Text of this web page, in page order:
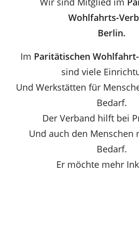
Wohlfahrts-
Berlin.
Im Paritätischen
sind viele
Und Werkstätten für
Bedarf.
Der Verband hilft bei
Und auch den Menschen
Bedarf.
Er möchte mehr